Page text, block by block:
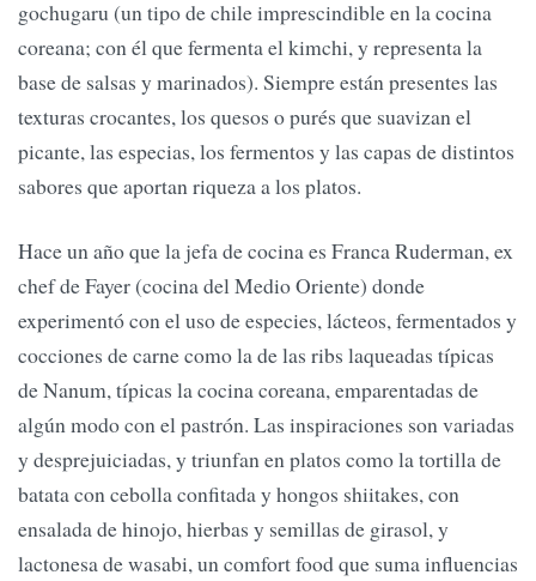
gochugaru (un tipo de chile imprescindible en la cocina
coreana; con él que fermenta el kimchi, y representa la
base de salsas y marinados). Siempre están presentes las
texturas crocantes, los quesos o purés que suavizan el
picante, las especias, los fermentos y las capas de distintos
sabores que aportan riqueza a los platos.
Hace un año que la jefa de cocina es Franca Ruderman, ex
chef de Fayer (cocina del Medio Oriente) donde
experimentó con el uso de especies, lácteos, fermentados y
cocciones de carne como la de las ribs laqueadas típicas
de Nanum, típicas la cocina coreana, emparentadas de
algún modo con el pastrón. Las inspiraciones son variadas
y desprejuiciadas, y triunfan en platos como la tortilla de
batata con cebolla confitada y hongos shiitakes, con
ensalada de hinojo, hierbas y semillas de girasol, y
lactonesa de wasabi, un comfort food que suma influencias